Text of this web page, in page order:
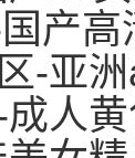
产高
-亚
人